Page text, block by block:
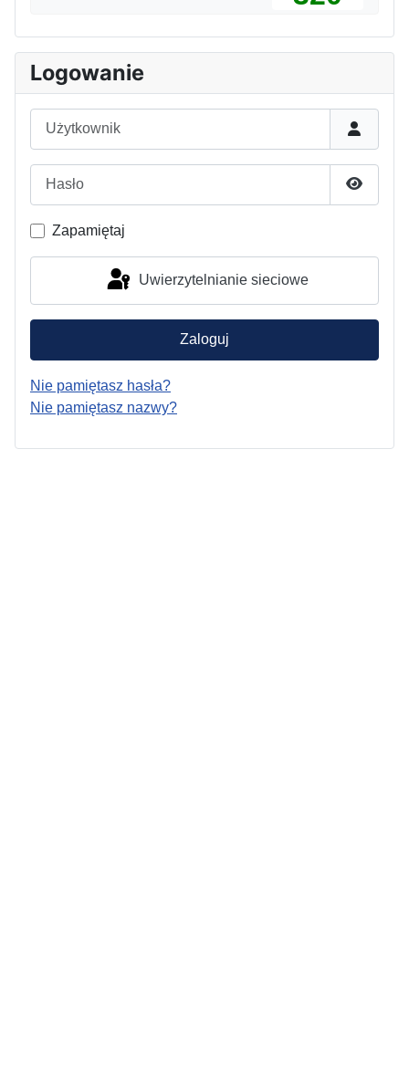
Logowanie
Pokaż
Zapamiętaj
Uwierzytelnianie sieciowe
Zaloguj
Nie pamiętasz hasła?
Nie pamiętasz nazwy?